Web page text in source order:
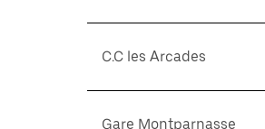
C.C les Arcades
Gare Montparnasse